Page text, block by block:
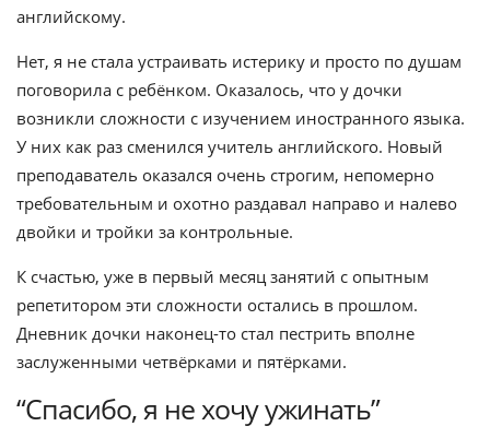
английскому.
Нет, я не стала устраивать истерику и просто по душам
поговорила с ребёнком. Оказалось, что у дочки
возникли сложности с изучением иностранного языка.
У них как раз сменился учитель английского. Новый
преподаватель оказался очень строгим, непомерно
требовательным и охотно раздавал направо и налево
двойки и тройки за контрольные.
К счастью, уже в первый месяц занятий с опытным
репетитором эти сложности остались в прошлом.
Дневник дочки наконец-то стал пестрить вполне
заслуженными четвёрками и пятёрками.
“Спасибо, я не хочу ужинать”